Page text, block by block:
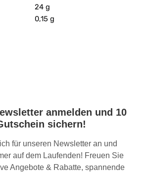
24 g
0,15 g
anmelden und 10
sichern!
für unseren Newsletter an und
auf dem Laufenden! Freuen Sie
Angebote & Rabatte, spannende